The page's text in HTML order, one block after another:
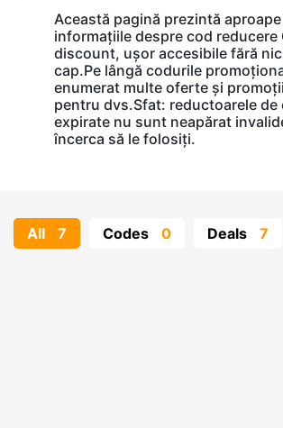
Această pagină prezintă
informațiile despre cod reducere
discount, ușor accesibile fără
cap.Pe lângă codurile
enumerat multe oferte și
pentru dvs.Sfat: reductoarele de
expirate nu sunt neapărat
încerca să le folosiți.
All 7 Codes 0 Deals 7